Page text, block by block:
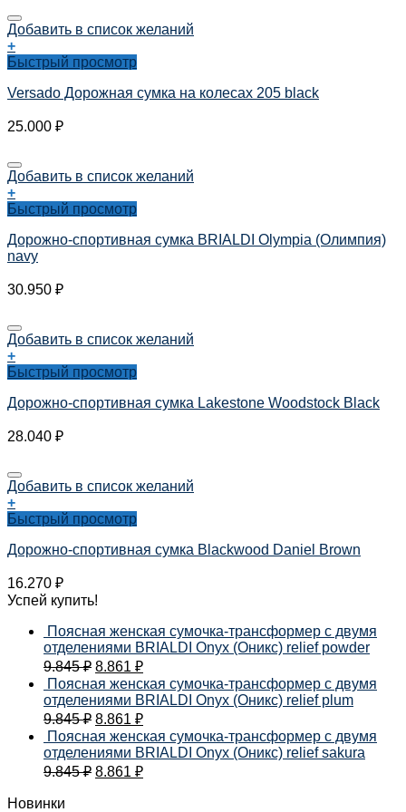
Добавить в список желаний
+
Быстрый просмотр
Versado Дорожная сумка на колесах 205 black
25.000 ₽
Добавить в список желаний
+
Быстрый просмотр
Дорожно-спортивная сумка BRIALDI Olympia (Олимпия)
navy
30.950 ₽
Добавить в список желаний
+
Быстрый просмотр
Дорожно-спортивная сумка Lakestone Woodstock Black
28.040 ₽
Добавить в список желаний
+
Быстрый просмотр
Дорожно-спортивная сумка Blackwood Daniel Brown
16.270 ₽
Успей купить!
Поясная женская сумочка-трансформер с двумя
отделениями BRIALDI Onyx (Оникс) relief powder
9.845₽ 8.861 ₽
Поясная женская сумочка-трансформер с двумя
отделениями BRIALDI Onyx (Оникс) relief plum
9.845₽ 8.861 ₽
Поясная женская сумочка-трансформер с двумя
отделениями BRIALDI Onyx (Оникс) relief sakura
9.845₽ 8.861 ₽
Новинки